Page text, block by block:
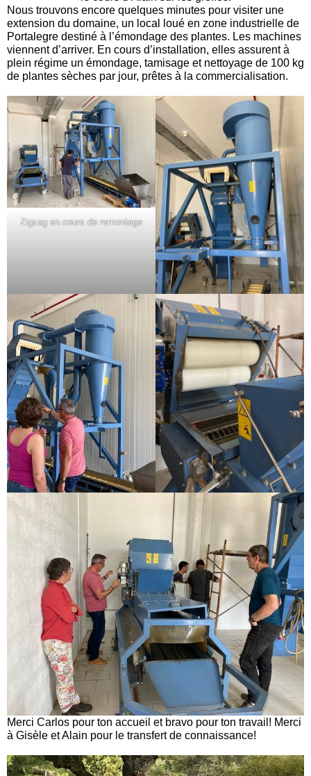
Nous trouvons encore quelques minutes pour visiter une
extension du domaine, un local loué en zone industrielle de
Portalegre destiné à l’émondage des plantes. Les machines
viennent d’arriver. En cours d’installation, elles assurent à
plein régime un émondage, tamisage et nettoyage de 100 kg
de plantes sèches par jour, prêtes à la commercialisation.
Zigzag en cours de remontage
Merci Carlos pour ton accueil et bravo pour ton travail! Merci
à Gisèle et Alain pour le transfert de connaissance!